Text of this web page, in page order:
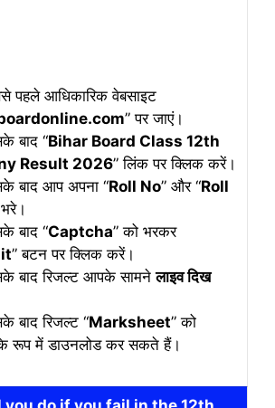
पहले आधिकारिक वेबसाइट
” पर जाएं।
बाद “Bihar Board Class 12th
Result 2026” लिंक पर क्लिक करें।
बाद आप अपना “Roll No” और “Roll
बाद “Captcha” को भरकर
” बटन पर क्लिक करें।
बाद रिजल्ट आपके सामनेलाइव दिख
बाद रिजल्ट “Marksheet” को
रूप में डाउनलोड कर सकते हैं।